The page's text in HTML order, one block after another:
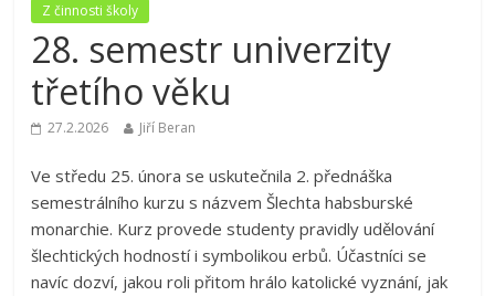
Z činnosti školy
28. semestr univerzity
třetího věku
27.2.2026 Jiří Beran
Ve středu 25. února se uskutečnila 2. přednáška
semestrálního kurzu s názvem Šlechta habsburské
monarchie. Kurz provede studenty pravidly udělování
šlechtických hodností i symbolikou erbů. Účastníci se
navíc dozví, jakou roli přitom hrálo katolické vyznání, jak